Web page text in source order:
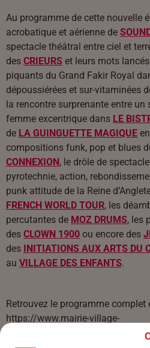
Au programme de cette nouvelle
acrobatique et aérienne de
spectacle théâtral entre ciel et
des CRIEURS et leurs mots
piquants du Grand Fakir Royal
dépoussiérées et sur-vitaminées
la rencontre surprenante entre un
femme excentrique dans LE
de LA GUINGUETTE MAGIQUE
compositions funk, pop et blues
CONNEXION, le drôle de
pyrotechnie, action,
punk attitude de la Reine
FRENCH WORLD TOUR, les
percutantes de MOZ DRUMS, les
des CLOWN 1900 ou encore des
des INITIATIONS AUX ARTS DU
au VILLAGE DES ENFANTS.
Retrouvez le programme complet
https://www.mairie-village-
neuf.fr/medias/